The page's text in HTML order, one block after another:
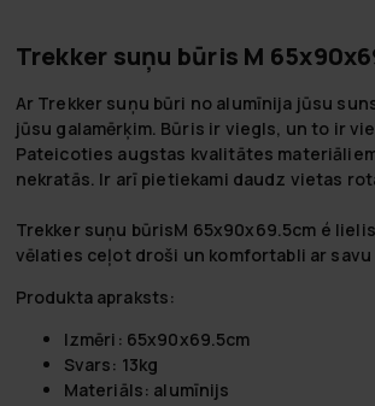
Trekker suņu būris M
Ar Trekker suņu būri no alumīnija jūsu
jūsu galamērķim. Būris ir viegls, un to ir
Pateicoties augstas kvalitātes
nekratās. Ir arī pietiekami daudz vietas
Trekker suņu būrisM 65x90x69.5cm é
vēlaties ceļot droši un komfortabli ar savu
Produkta apraksts:
Izmēri: 65x90x69.5cm
Svars: 13kg
Materiāls: alumīnijs